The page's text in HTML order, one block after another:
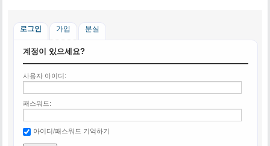
로그인 가입 분실
계정이 있으세요?
사용자 아이디:
패스워드:
아이디/패스워드 기억하기